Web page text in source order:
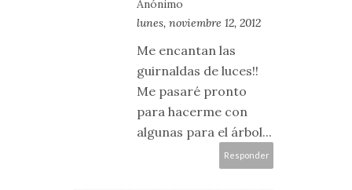
Anónimo
lunes, noviembre 12, 2012
Me encantan las
guirnaldas de luces!!
Me pasaré pronto
para hacerme con
algunas para el árbol...
Responder